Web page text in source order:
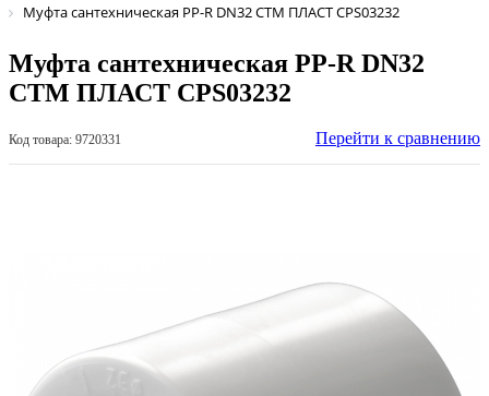
Муфта сантехническая PP-R DN32 СТМ ПЛАСТ CPS03232
Муфта сантехническая PP-R DN32
СТМ ПЛАСТ CPS03232
Код товара: 9720331 Перейти к сравнению